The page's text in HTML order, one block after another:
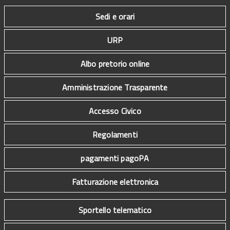
Sedi e orari
URP
Albo pretorio online
Amministrazione Trasparente
Accesso Civico
Regolamenti
pagamenti pagoPA
Fatturazione elettronica
Sportello telematico